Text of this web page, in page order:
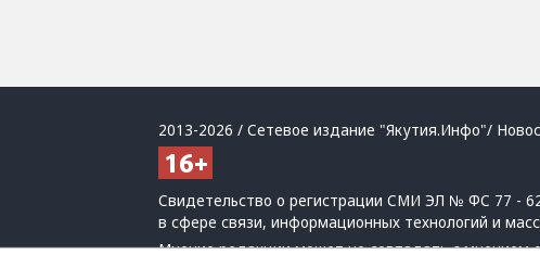
2013-2026 / Сетевое издание "Якутия.Инфо"/
Свидетельство о регистрации СМИ ЭЛ № ФС 77 -
в сфере связи, информационных технологий и
Мнение редакции может не совпадать с мнением